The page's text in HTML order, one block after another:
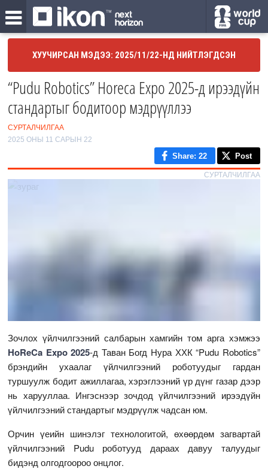
ХУУЧИРСАН МЭДЭЭ: 2025/11/22-НД НИЙТЛЭГДСЭН
“Pudu Robotics” Horeca Expo 2025-д ирээдүйн
стандартыг бодитоор мэдрүүллээ
СУРТАЛЧИЛГАА
2025 ОНЫ 11 САРЫН 22
Share: 22 Post
СУРТАЛЧИЛГАА
Зочлох үйлчилгээний салбарын хамгийн том арга хэмжээ
HoReCa Expo 2025-д Таван Богд Нура ХХК “Pudu Robotics”
брэндийн ухаалаг үйлчилгээний роботуудыг гардан
туршуулж бодит ажиллагаа, хэрэглээний үр дүнг газар дээр
нь харууллаа. Ингэснээр зочдод үйлчилгээний ирээдүйн
үйлчилгээний стандартыг мэдрүүлж чадсан юм.
Орчин үеийн шинэлэг технологитой, өхөөрдөм загвартай
үйлчилгээний Pudu роботууд дараах давуу талуудыг
бидэнд олгодгоороо онцлог.